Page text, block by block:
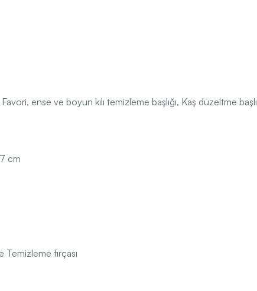
ense ve boyun kılı temizleme başlığı, Kaş düzeltme
cm
Temizleme fırçası